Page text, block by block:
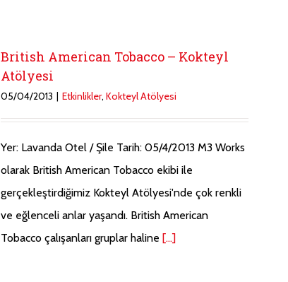
British American Tobacco – Kokteyl
Atölyesi
05/04/2013 | Etkinlikler, Kokteyl Atölyesi
Yer: Lavanda Otel / Şile Tarih: 05/4/2013 M3 Works
olarak British American Tobacco ekibi ile
gerçekleştirdiğimiz Kokteyl Atölyesi'nde çok renkli
ve eğlenceli anlar yaşandı. British American
Tobacco çalışanları gruplar haline [...]